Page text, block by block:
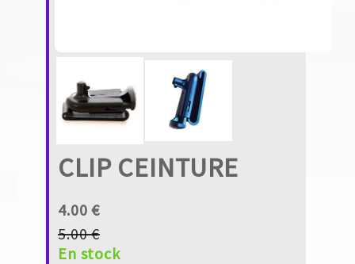
CLIP CEINTURE
4.00 €
5.00 €
En stock